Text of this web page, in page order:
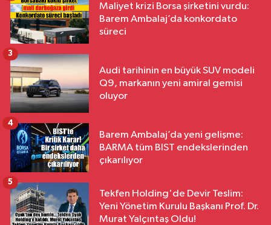
Maliyet krizi Borsa şirketini vurdu:
Barem Ambalaj’da konkordato
süreci
Audi tarihinin en büyük SUV modeli
Q9, markanın yeni amiral gemisi
oluyor
3
Barem Ambalaj’da yeni gelişme:
BARMA tüm BIST endekslerinden
çıkarılıyor
4
Tekfen Holding'de Devir Teslim:
Yeni Yönetim Kurulu Başkanı Prof. Dr.
Murat Yalçıntaş Oldu!
5